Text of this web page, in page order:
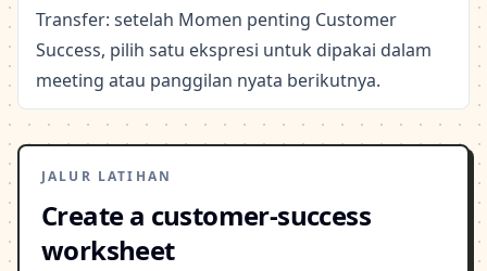
Transfer: setelah Momen penting Customer
Success, pilih satu ekspresi untuk dipakai dalam
meeting atau panggilan nyata berikutnya.
JALUR LATIHAN
Create a customer-success
worksheet